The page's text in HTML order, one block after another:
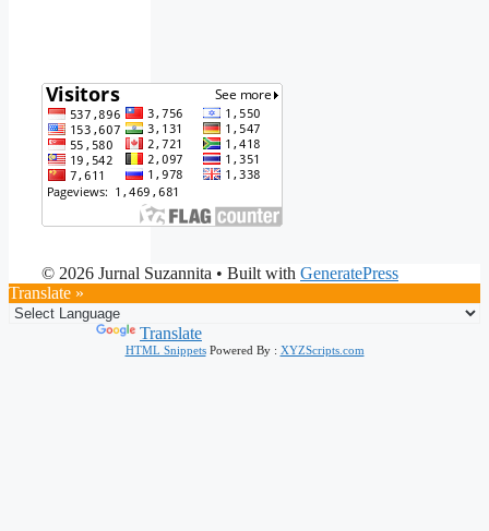
© 2026 Jurnal Suzannita • Built with GeneratePress
Translate »
Translate
HTML SnippetsPowered By : XYZScripts.com